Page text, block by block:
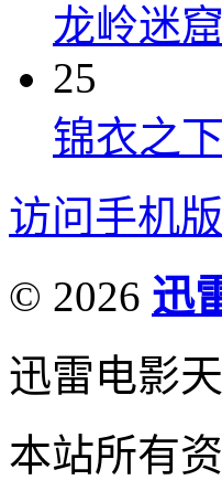
龙岭迷
25
锦衣之
访问手机版
© 2026 迅
迅雷电影
本站所有